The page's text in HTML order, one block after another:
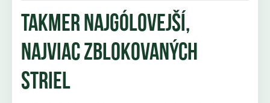
Takmer najgólovejší,
najviac zblokovaných
striel